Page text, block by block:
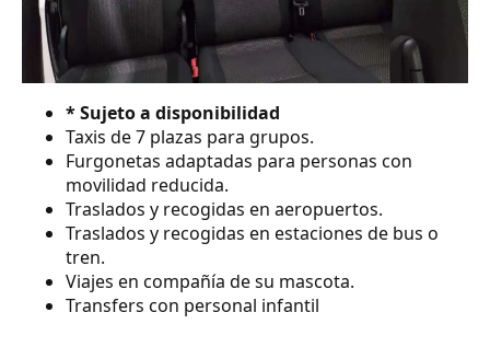
* Sujeto a disponibilidad
Taxis de 7 plazas para grupos.
Furgonetas adaptadas para personas con
movilidad reducida.
Traslados y recogidas en aeropuertos.
Traslados y recogidas en estaciones de bus o
tren.
Viajes en compañía de su mascota.
Transfers con personal infantil